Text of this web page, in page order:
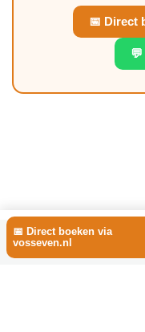
📅 Direct
Bungalowpark Vosseven
📅 Direct boeken via
vosseven.nl